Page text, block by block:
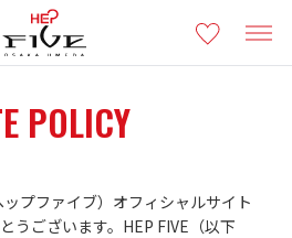
POLICY
プファイブ）オフィシャルサイト
うございます。HEP FIVE（以下